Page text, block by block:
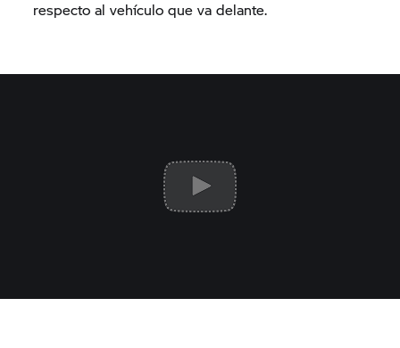
respecto al vehículo que va delante.